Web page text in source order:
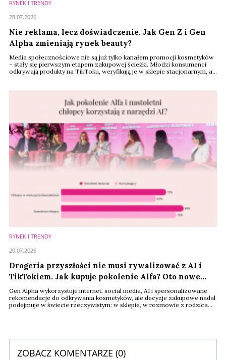
RYNEK I TRENDY
Nie reklama, lecz doświadczenie. Jak Gen Z i Gen
Alpha zmieniają rynek beauty?
Media społecznościowe nie są już tylko kanałem promocji kosmetyków
– stały się pierwszym etapem zakupowej ścieżki. Młodzi konsumenci
odkrywają produkty na TikToku, weryfikują je w sklepie stacjonarnym, a
najbliższych latach wyznaczał kierunek rozwoju całego rynku.
28.07.2026
RYNEK I TRENDY
Drogeria przyszłości nie musi rywalizować z AI i
TikTokiem. Jak kupuje pokolenie Alfa? Oto nowe
drogi wzrostu beauty
Gen Alpha wykorzystuje internet, social media, AI i spersonalizowane
rekomendacje do odkrywania kosmetyków, ale decyzje zakupowe nadal
podejmuje w świecie rzeczywistym: w sklepie, w rozmowie z rodzicami
20.07.2026
ZOBACZ KOMENTARZE (0)